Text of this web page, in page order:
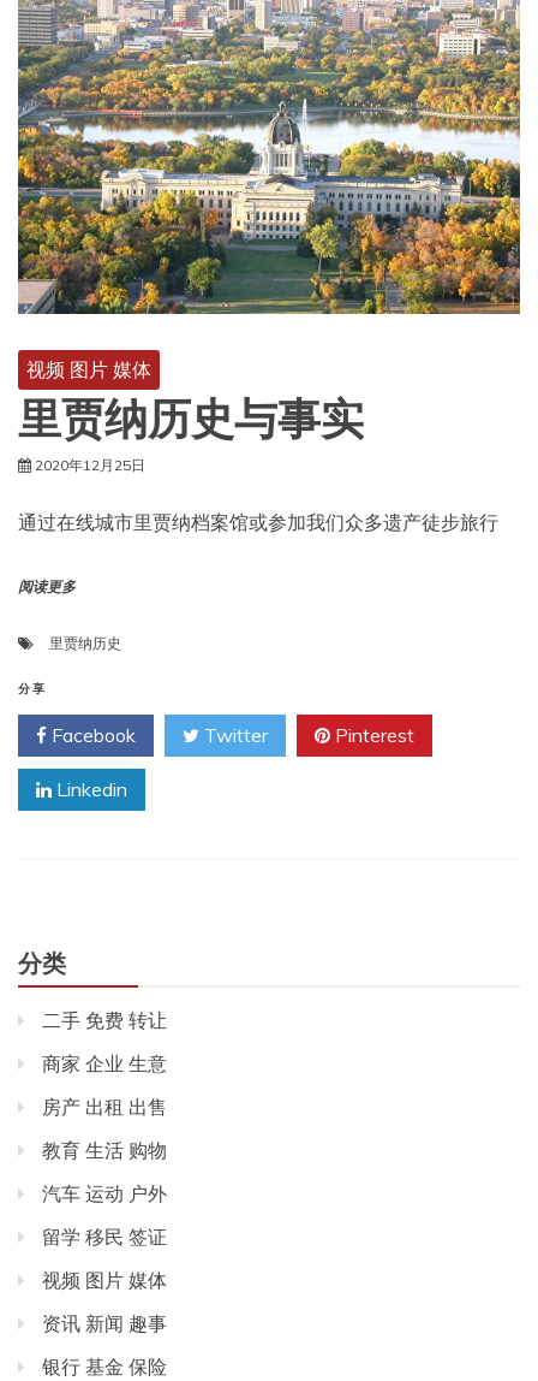
视频 图片 媒体
里贾纳历史与事实
2020年12月25日
通过在线城市里贾纳档案馆或参加我们众多遗产徒步旅行
阅读更多
里贾纳历史
分享
Facebook Twitter Pinterest
Linkedin
分类
二手 免费 转让
商家 企业 生意
房产 出租 出售
教育 生活 购物
汽车 运动 户外
留学 移民 签证
视频 图片 媒体
资讯 新闻 趣事
银行 基金 保险